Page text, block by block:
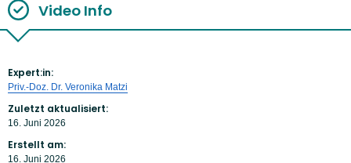
Video Info
Expert:in:
Priv.-Doz. Dr. Veronika Matzi
Zuletzt aktualisiert:
16. Juni 2026
Erstellt am:
16. Juni 2026